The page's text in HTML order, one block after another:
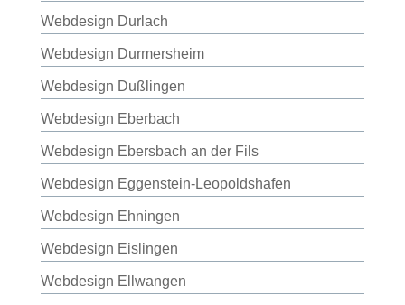
Webdesign Durlach
Webdesign Durmersheim
Webdesign Dußlingen
Webdesign Eberbach
Webdesign Ebersbach an der Fils
Webdesign Eggenstein-Leopoldshafen
Webdesign Ehningen
Webdesign Eislingen
Webdesign Ellwangen